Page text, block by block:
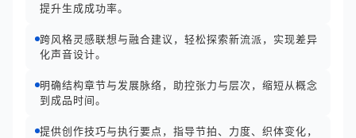
提升生成成功率。
跨风格灵感联想与融合建议，轻松探索新流派，实现差异
化声音设计。
明确结构章节与发展脉络，助控张力与层次，缩短从概念
到成品时间。
提供创作技巧与执行要点，指导节拍、力度、织体变化，